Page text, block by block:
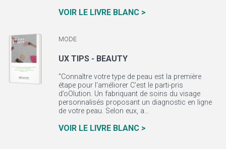
VOIR LE LIVRE BLANC >
MODE
UX TIPS - BEAUTY
"Connaître votre type de peau est la première
étape pour l'améliorer C’est le parti-pris
d’oOlution. Un fabriquant de soins du visage
personnalisés proposant un diagnostic en ligne
de votre peau. Selon eux, a...
VOIR LE LIVRE BLANC >